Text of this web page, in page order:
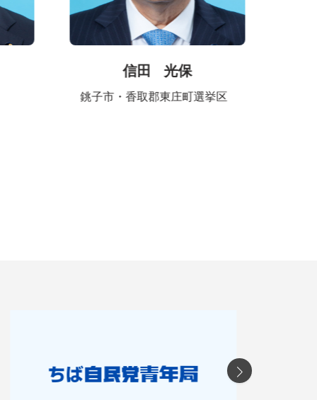
信田 光保
銚子市・香取郡東庄町選挙区